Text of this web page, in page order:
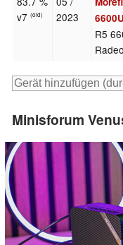
v7(old)
2023
6600U
R5
Minisforum